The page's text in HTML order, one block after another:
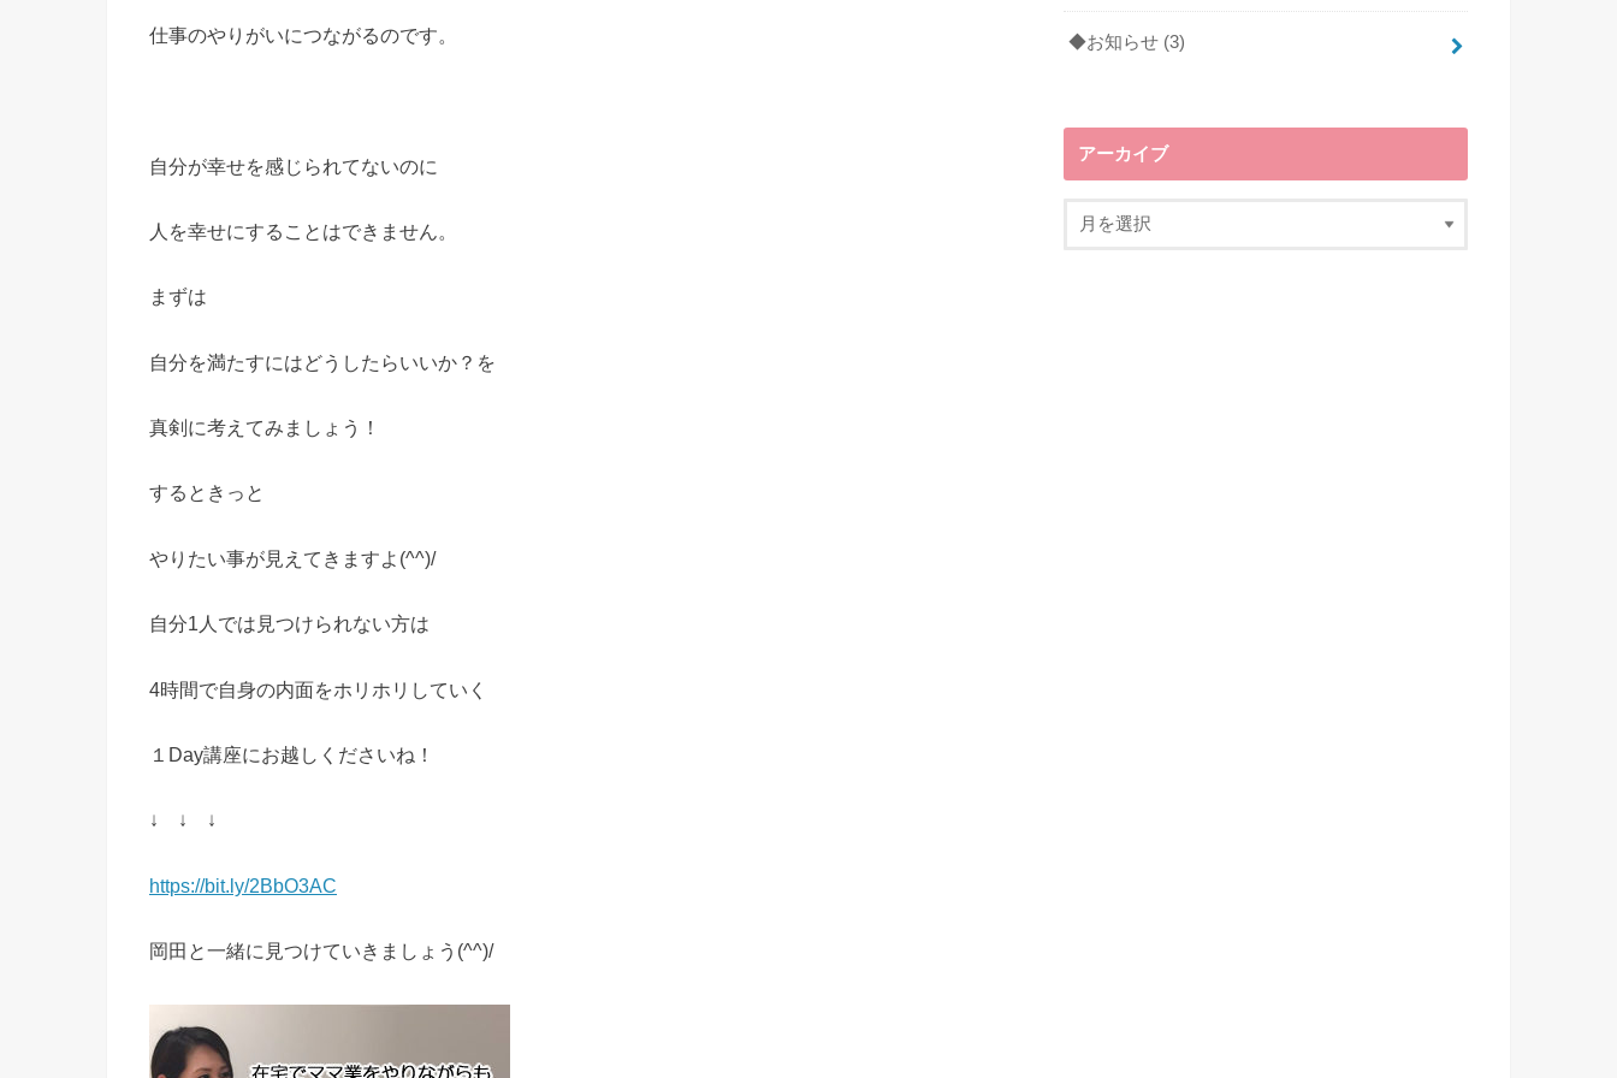
仕事のやりがいにつながるのです。
自分が幸せを感じられてないのに
人を幸せにすることはできません。
まずは
自分を満たすにはどうしたらいいか？を
真剣に考えてみましょう！
するときっと
やりたい事が見えてきますよ(^^)/
自分1人では見つけられない方は
4時間で自身の内面をホリホリしていく
１Day講座にお越しくださいね！
↓ ↓ ↓
https://bit.ly/2BbO3AC
岡田と一緒に見つけていきましょう(^^)/
◆お知らせ (3)
アーカイブ